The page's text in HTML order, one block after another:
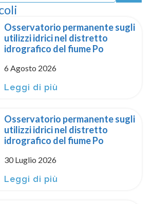
Osservatorio permanente sugli
utilizzi idrici nel distretto
idrografico del fiume Po
6 Agosto 2026
Leggi di più
Osservatorio permanente sugli
utilizzi idrici nel distretto
idrografico del fiume Po
30 Luglio 2026
Leggi di più